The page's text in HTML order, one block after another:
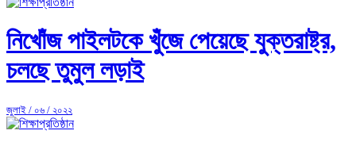
নিখোঁজ পাইলটকে খুঁজে পেয়েছে যুক্তরাষ্ট্র,
চলছে তুমুল লড়াই
জুলাই / ০৬ / ২০২২